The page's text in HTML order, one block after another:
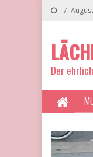
7.
Der